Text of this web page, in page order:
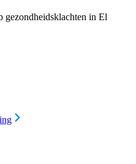
gezondheidsklachten in El